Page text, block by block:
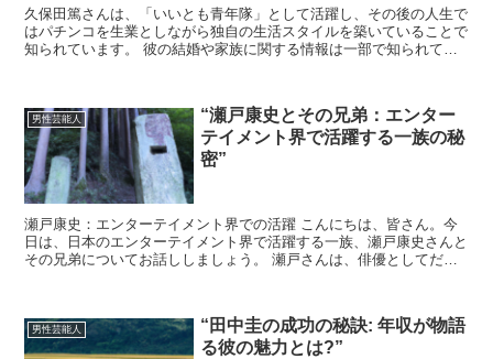
久保田篤さんは、「いいとも青年隊」として活躍し、その後の人生で
はパチンコを生業としながら独自の生活スタイルを築いていることで
知られています。 彼の結婚や家族に関する情報は一部で知られてい
男性芸能人
“瀬戸康史とその兄弟：エンター
テイメント界で活躍する一族の秘
密”
瀬戸康史：エンターテイメント界での活躍 こんにちは、皆さん。今
日は、日本のエンターテイメント界で活躍する一族、瀬戸康史さんと
その兄弟についてお話ししましょう。 瀬戸さんは、俳優としてだけ
男性芸能人
“田中圭の成功の秘訣: 年収が物語
る彼の魅力とは?”